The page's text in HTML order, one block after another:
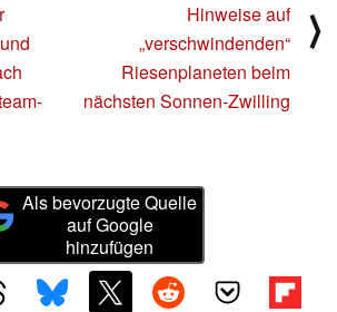
Hinweise auf
„verschwindenden“
Riesenplaneten beim
nächsten Sonnen-Zwilling
⟩
Als bevorzugte Quelle
auf Google
hinzufügen